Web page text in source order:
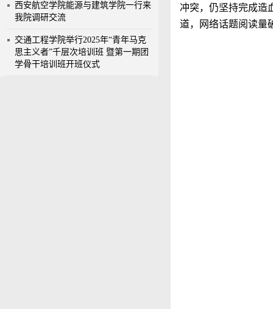
西安航空学院能源与建筑学院一行来
我院调研交流
交通工程学院举行2025年“青年马克
思主义者”千层次培训班 暨第一期团
学骨干培训班开班仪式
冲突，仍坚持完成造
道，网络话题阅读量